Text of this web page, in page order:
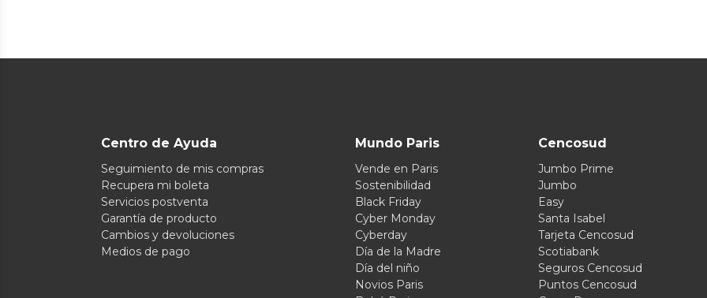
Centro de Ayuda
Seguimiento de mis compras
Recupera mi boleta
Servicios postventa
Garantía de producto
Cambios y devoluciones
Medios de pago
Mundo Paris
Vende en Paris
Sostenibilidad
Black Friday
Cyber Monday
Cyberday
Día de la Madre
Día del niño
Novios Paris
Cencosud
Jumbo Prime
Jumbo
Easy
Santa Isabel
Tarjeta Cencosud
Scotiabank
Seguros Cencosud
Puntos Cencosud